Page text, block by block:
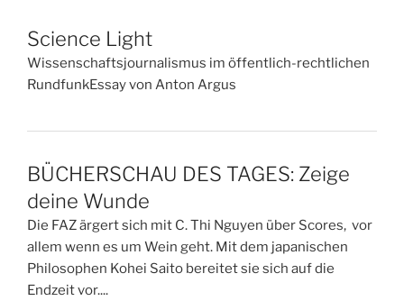
Science Light
Wissenschaftsjournalismus im öffentlich-rechtlichen
RundfunkEssay von Anton Argus
BÜCHERSCHAU DES TAGES: Zeige
deine Wunde
Die FAZ ärgert sich mit C. Thi Nguyen über Scores, vor
allem wenn es um Wein geht. Mit dem japanischen
Philosophen Kohei Saito bereitet sie sich auf die
Endzeit vor....